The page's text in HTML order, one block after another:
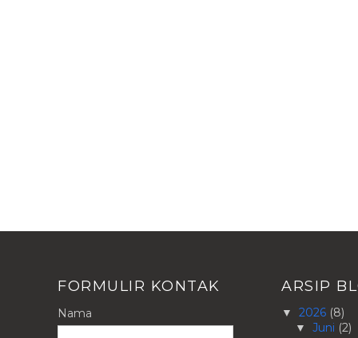
FORMULIR KONTAK
Nama
ARSIP
▼ 2026 (8)
▼ Juni (2)